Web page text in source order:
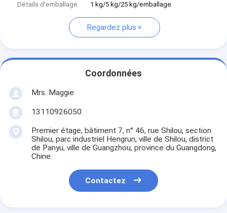
Détails d'emballage
1 kg/5 kg/25 kg/emballage
Regardez plus
Coordonnées
Mrs. Maggie
13110926050
Premier étage, bâtiment 7, n° 46, rue Shilou, section
Shilou, parc industriel Hengrun, ville de Shilou, district
de Panyu, ville de Guangzhou, province du Guangdong,
Chine.
Contactez